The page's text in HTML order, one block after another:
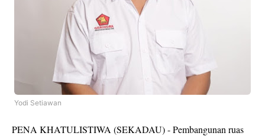
Yodi Setiawan
PENA KHATULISTIWA (SEKADAU) - Pembangunan ruas